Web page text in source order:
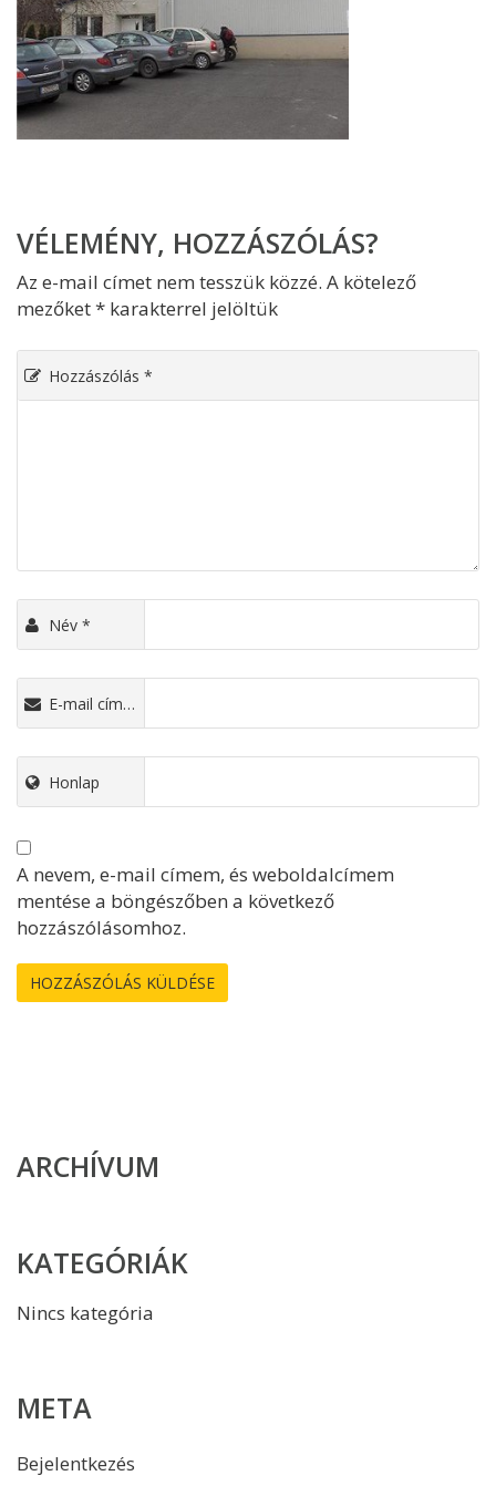
VÉLEMÉNY, HOZZÁSZÓLÁS?
Az e-mail címet nem tesszük közzé. A kötelező
mezőket* karakterrel jelöltük
Hozzászólás *
Név *
E-mail cím *
Honlap
A nevem, e-mail címem, és weboldalcímem
mentése a böngészőben a következő
hozzászólásomhoz.
ARCHÍVUM
KATEGÓRIÁK
Nincs kategória
META
Bejelentkezés